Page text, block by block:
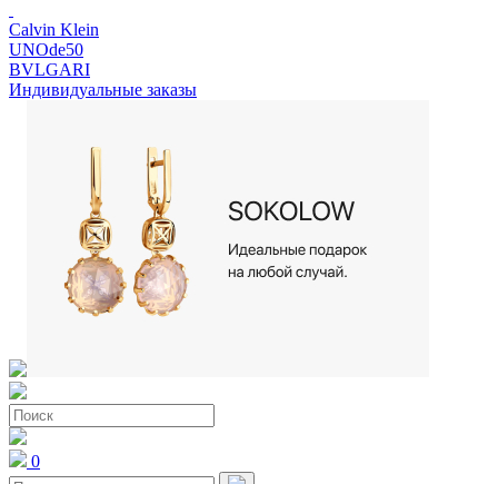
Calvin Klein
UNOde50
BVLGARI
Индивидуальные заказы
0